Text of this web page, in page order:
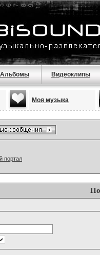
Альбомы Видеоклипы
Моя музыка
портал